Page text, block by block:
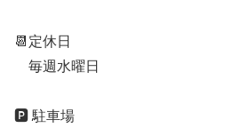
📆定休日
毎週水曜日
🅿️ 駐車場